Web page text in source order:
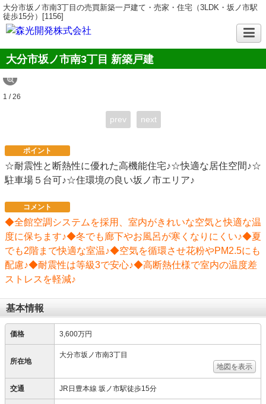
大分市坂ノ市南3丁目の売買新築一戸建て・売家・住宅（3LDK・坂ノ市駅
徒歩15分）[1156]
大分市坂ノ市南3丁目 新築戸建
1 / 26
prev next
ポイント
☆耐震性と断熱性に優れた高機能住宅♪☆快適な居住空間♪☆
駐車場５台可♪☆住環境の良い坂ノ市エリア♪
コメント
◆全館空調システムを採用、室内がきれいな空気と快適な温
度に保ちます♪◆冬でも廊下やお風呂が寒くなりにくい♪◆夏
でも2階まで快適な室温♪◆空気を循環させ花粉やPM2.5にも
配慮♪◆耐震性は等級3で安心♪◆高断熱仕様で室内の温度差
ストレスを軽減♪
基本情報
価格 3,600万円
所在地
大分市坂ノ市南3丁目
地図を表示
交通 JR日豊本線 坂ノ市駅徒歩15分